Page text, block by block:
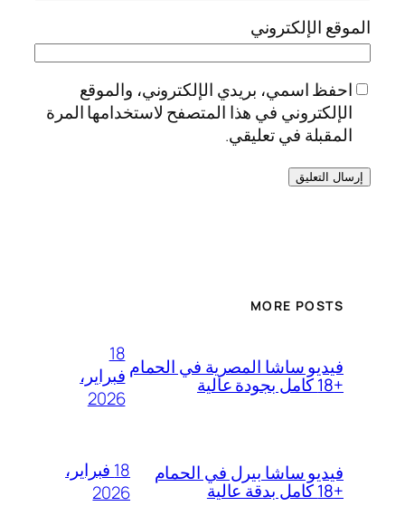
الموقع الإلكتروني
احفظ اسمي، بريدي الإلكتروني، والموقع
الإلكتروني في هذا المتصفح لاستخدامها المرة
المقبلة في تعليقي.
MORE POSTS
فيديو ساشا المصرية في الحمام
+18 كامل بجودة عالية
18
فبراير،
2026
فيديو ساشا بيرل في الحمام
+18 كامل بدقة عالية
18 فبراير،
2026